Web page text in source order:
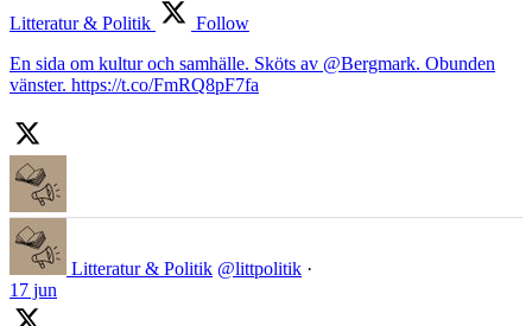
Litteratur & Politik
Follow
En sida om kultur och samhälle. Sköts av @Bergmark. Obunden
vänster. https://t.co/FmRQ8pF7fa
Litteratur & Politik @littpolitik ·
17 jun